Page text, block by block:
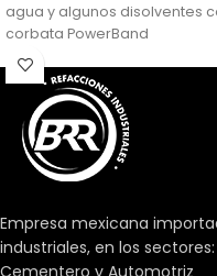
agua y algunos disolventes
corbata PowerBand
Empresa mexicana
industriales, en los
Cementero y Automotriz